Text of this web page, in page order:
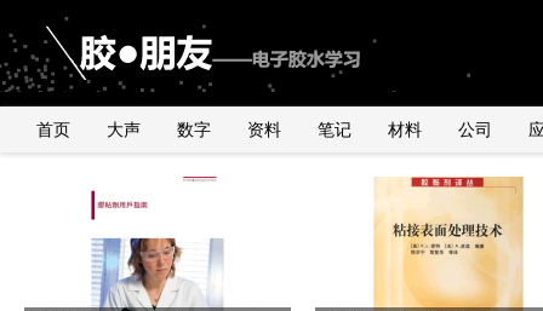
首页 大声 数字 资料 笔记 材料 公司
由2011年全球手机销量数据臆测
《2010年银粉与浆料产品行业研讨会》
国内外导电银粉、银浆、导电胶